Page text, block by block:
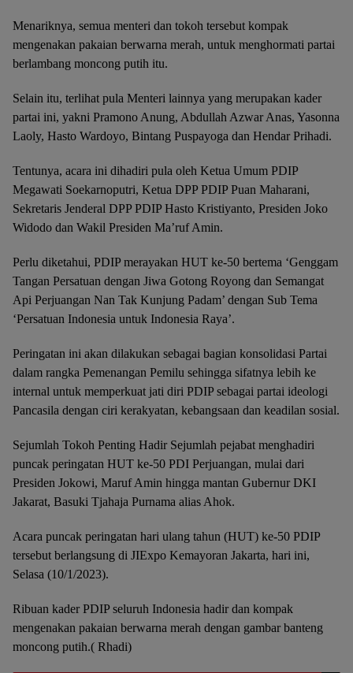
Menariknya, semua menteri dan tokoh tersebut kompak
mengenakan pakaian berwarna merah, untuk menghormati partai
berlambang moncong putih itu.
Selain itu, terlihat pula Menteri lainnya yang merupakan kader
partai ini, yakni Pramono Anung, Abdullah Azwar Anas, Yasonna
Laoly, Hasto Wardoyo, Bintang Puspayoga dan Hendar Prihadi.
Tentunya, acara ini dihadiri pula oleh Ketua Umum PDIP
Megawati Soekarnoputri, Ketua DPP PDIP Puan Maharani,
Sekretaris Jenderal DPP PDIP Hasto Kristiyanto, Presiden Joko
Widodo dan Wakil Presiden Ma’ruf Amin.
Perlu diketahui, PDIP merayakan HUT ke-50 bertema ‘Genggam
Tangan Persatuan dengan Jiwa Gotong Royong dan Semangat
Api Perjuangan Nan Tak Kunjung Padam’ dengan Sub Tema
‘Persatuan Indonesia untuk Indonesia Raya’.
Peringatan ini akan dilakukan sebagai bagian konsolidasi Partai
dalam rangka Pemenangan Pemilu sehingga sifatnya lebih ke
internal untuk memperkuat jati diri PDIP sebagai partai ideologi
Pancasila dengan ciri kerakyatan, kebangsaan dan keadilan sosial.
Sejumlah Tokoh Penting Hadir Sejumlah pejabat menghadiri
puncak peringatan HUT ke-50 PDI Perjuangan, mulai dari
Presiden Jokowi, Maruf Amin hingga mantan Gubernur DKI
Jakarat, Basuki Tjahaja Purnama alias Ahok.
Acara puncak peringatan hari ulang tahun (HUT) ke-50 PDIP
tersebut berlangsung di JIExpo Kemayoran Jakarta, hari ini,
Selasa (10/1/2023).
Ribuan kader PDIP seluruh Indonesia hadir dan kompak
mengenakan pakaian berwarna merah dengan gambar banteng
moncong putih.( Rhadi)